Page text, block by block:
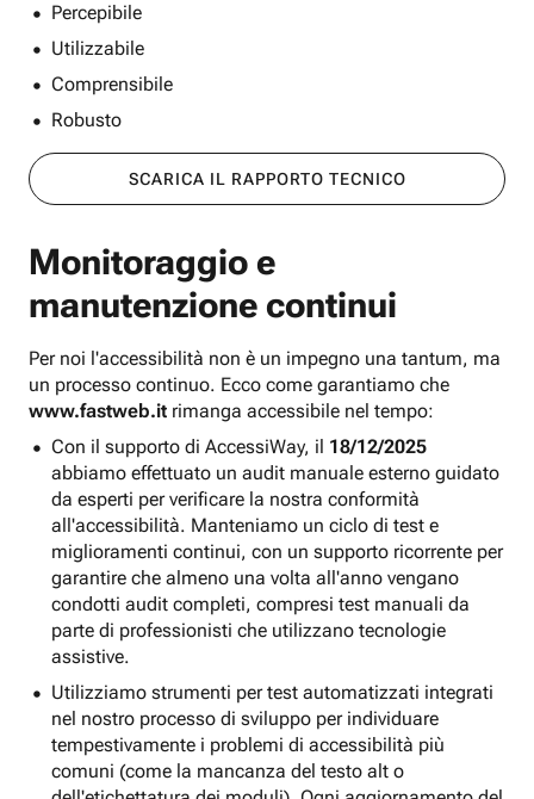
Percepibile
Utilizzabile
Comprensibile
Robusto
SCARICA IL RAPPORTO TECNICO
Monitoraggio e
manutenzione continui
Per noi l'accessibilità non è un impegno una tantum, ma
un processo continuo. Ecco come garantiamo che
www.fastweb.it rimanga accessibile nel tempo:
Con il supporto di AccessiWay, il 18/12/2025
abbiamo effettuato un audit manuale esterno guidato
da esperti per verificare la nostra conformità
all'accessibilità. Manteniamo un ciclo di test e
miglioramenti continui, con un supporto ricorrente per
garantire che almeno una volta all'anno vengano
condotti audit completi, compresi test manuali da
parte di professionisti che utilizzano tecnologie
assistive.
Utilizziamo strumenti per test automatizzati integrati
nel nostro processo di sviluppo per individuare
tempestivamente i problemi di accessibilità più
comuni (come la mancanza del testo alt o